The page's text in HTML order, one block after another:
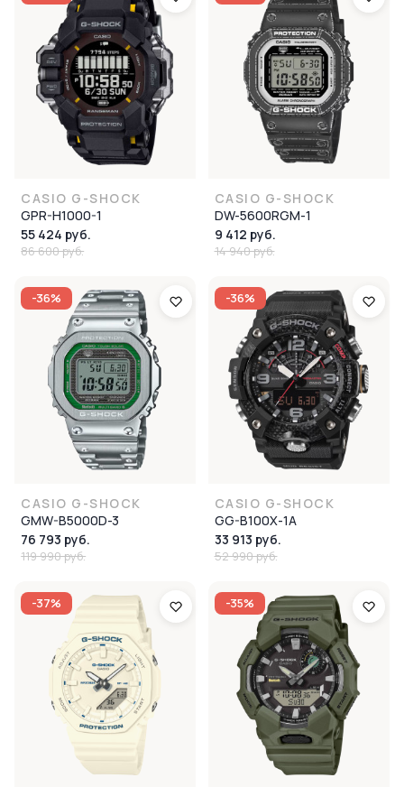
CASIO G-SHOCK
GPR-H1000-1
55 424 руб.
86 600 руб.
CASIO G-SHOCK
DW-5600RGM-1
9 412 руб.
14 940 руб.
-36%
CASIO G-SHOCK
GMW-B5000D-3
76 793 руб.
119 990 руб.
-36%
CASIO G-SHOCK
GG-B100X-1A
33 913 руб.
52 990 руб.
-37% -35%